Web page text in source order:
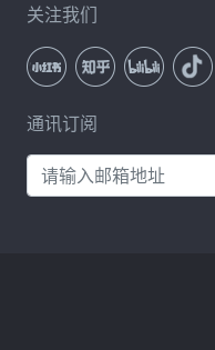
关注我们
通讯订阅